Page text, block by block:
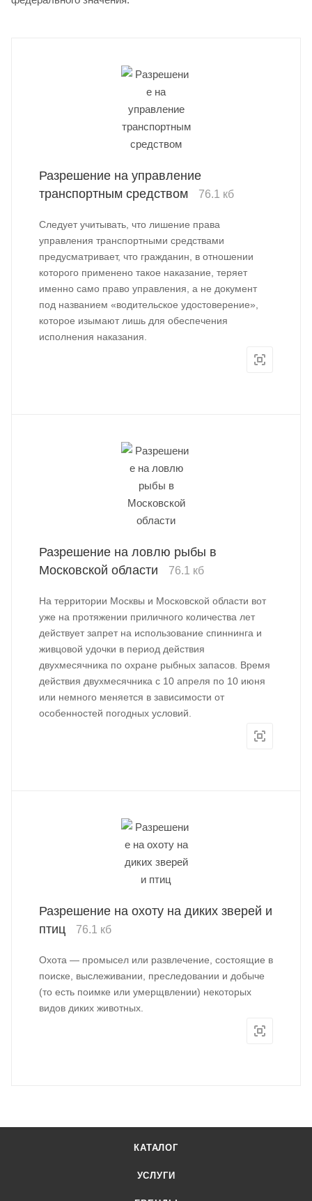
Разрешение на управление
транспортным средством
76.1 кб
Следует учитывать, что лишение права
управления транспортными средствами
предусматривает, что гражданин, в отношении
которого применено такое наказание, теряет
именно само право управления, а не документ
под названием «водительское удостоверение»,
которое изымают лишь для обеспечения
исполнения наказания.
Разрешение на ловлю рыбы в
Московской области
76.1 кб
На территории Москвы и Московской области вот
уже на протяжении приличного количества лет
действует запрет на использование спиннинга и
живцовой удочки в период действия
двухмесячника по охране рыбных запасов. Время
действия двухмесячника с 10 апреля по 10 июня
или немного меняется в зависимости от
особенностей погодных условий.
Разрешение на охоту на диких зверей и
птиц
76.1 кб
Охота — промысел или развлечение, состоящие в
поиске, выслеживании, преследовании и добыче
(то есть поимке или умерщвлении) некоторых
видов диких животных.
КАТАЛОГ
УСЛУГИ